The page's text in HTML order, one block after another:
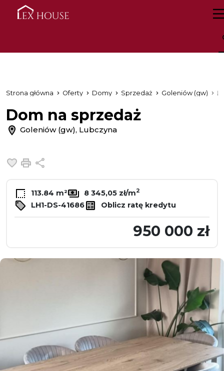
Strona główna Oferty Domy Sprzedaż Goleniów (gw)
Dom na sprzedaż
Goleniów (gw), Lubczyna
Dodaj do ulubionych
Drukuj
113.84 m² 8 345,05 zł/m2
LH1-DS-41686 Oblicz ratę kredytu
950 000 zł